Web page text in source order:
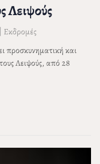
Λειψούς
| Εκδρομές
προσκυνηματική και
Λειψούς, από 28